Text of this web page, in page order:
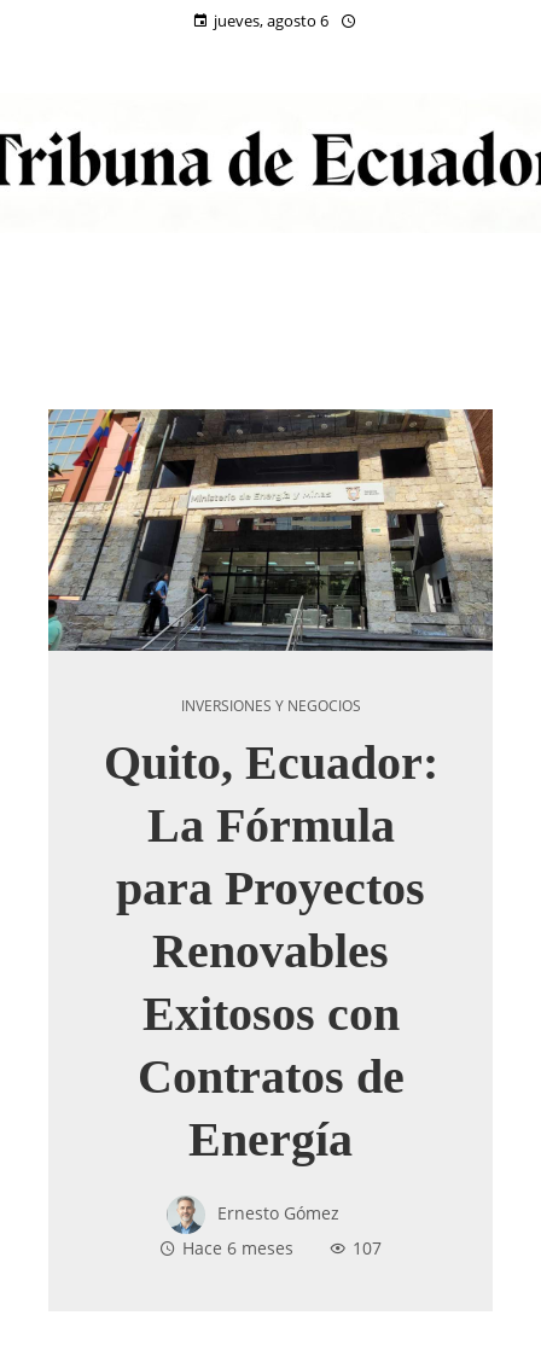
jueves, agosto 6
INVERSIONES Y NEGOCIOS
Quito, Ecuador:
La Fórmula
para Proyectos
Renovables
Exitosos con
Contratos de
Energía
Ernesto Gómez
Hace 6 meses
107